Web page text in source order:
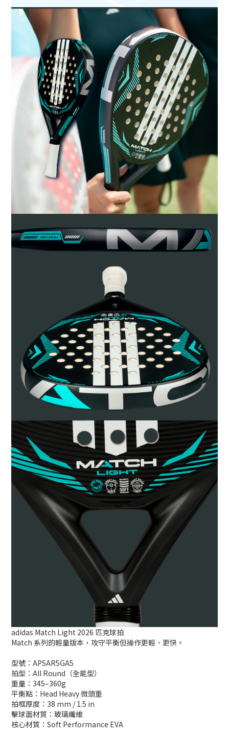
adidas Match Light 2026 匹克球拍
Match 系列的輕量版本，攻守平衡但操作更輕、更快。
型號：APSAR5GA5
拍型：All Round（全能型）
重量：345–360g
平衡點：Head Heavy 微頭重
拍框厚度：38 mm / 1.5 in
擊球面材質：玻璃纖維
核心材質：Soft Performance EVA